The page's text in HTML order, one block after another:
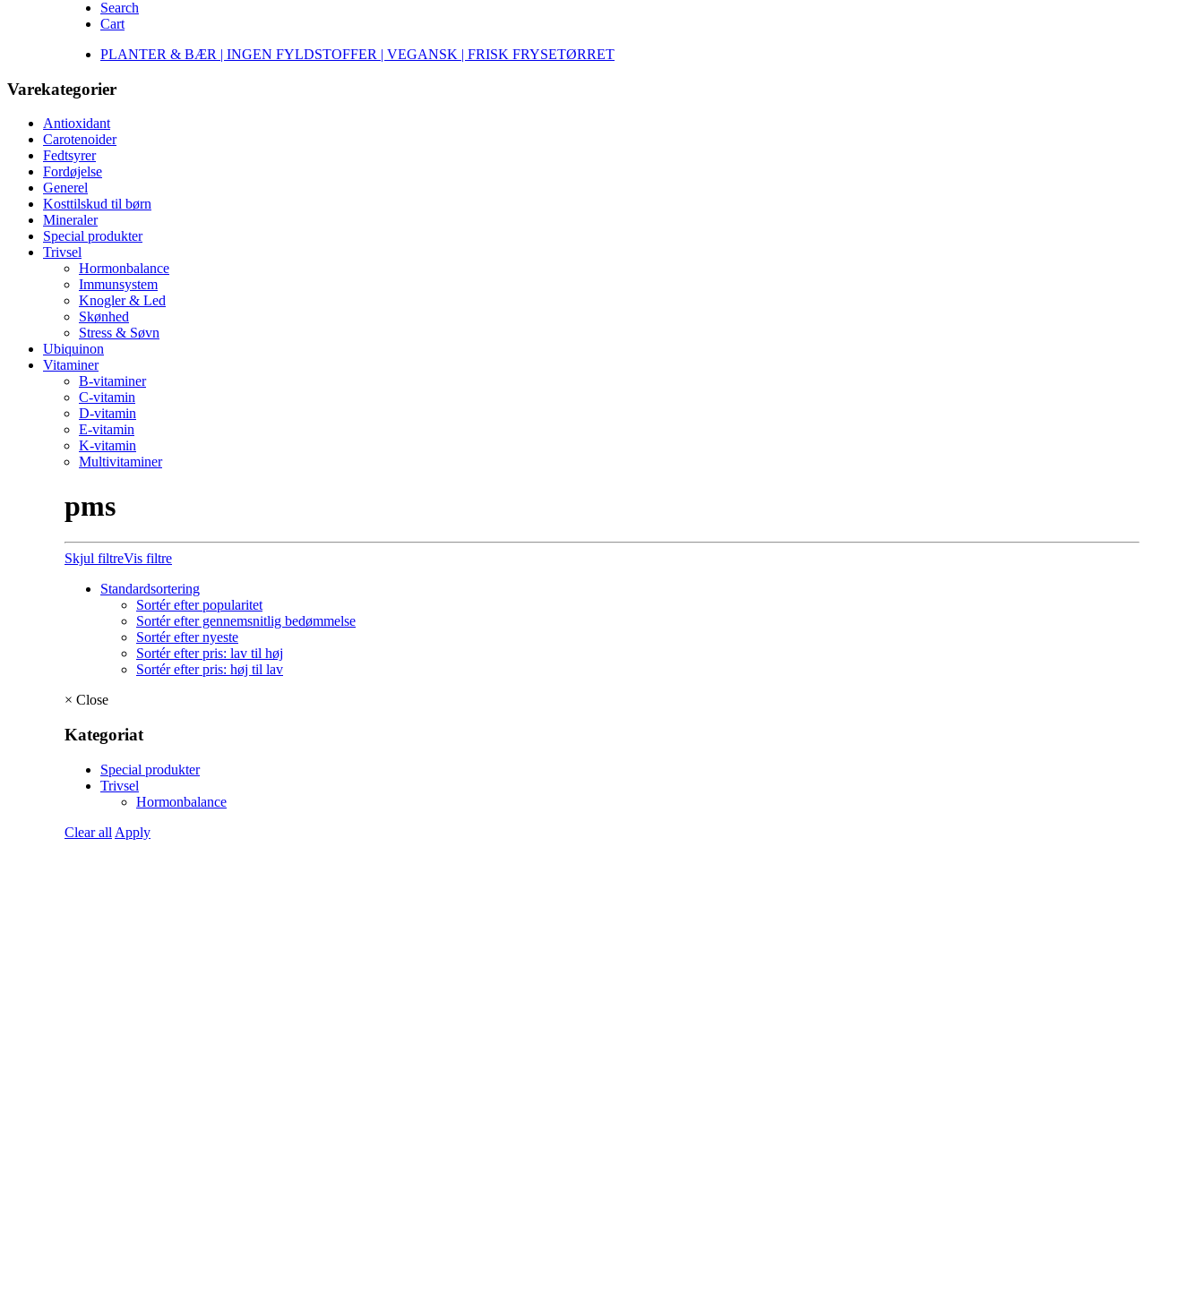
Search
Cart
PLANTER & BÆR | INGEN FYLDSTOFFER | VEGANSK | FRISK FRYSETØRRET
Varekategorier
Antioxidant
Carotenoider
Fedtsyrer
Fordøjelse
Generel
Kosttilskud til børn
Mineraler
Special produkter
Trivsel
Hormonbalance
Immunsystem
Knogler & Led
Skønhed
Stress & Søvn
Ubiquinon
Vitaminer
B-vitaminer
C-vitamin
D-vitamin
E-vitamin
K-vitamin
Multivitaminer
pms
Skjul filtreVis filtre
Standardsortering
Sortér efter popularitet
Sortér efter gennemsnitlig bedømmelse
Sortér efter nyeste
Sortér efter pris: lav til høj
Sortér efter pris: høj til lav
× Close
Kategoriat
Special produkter
Trivsel
Hormonbalance
Clear all Apply